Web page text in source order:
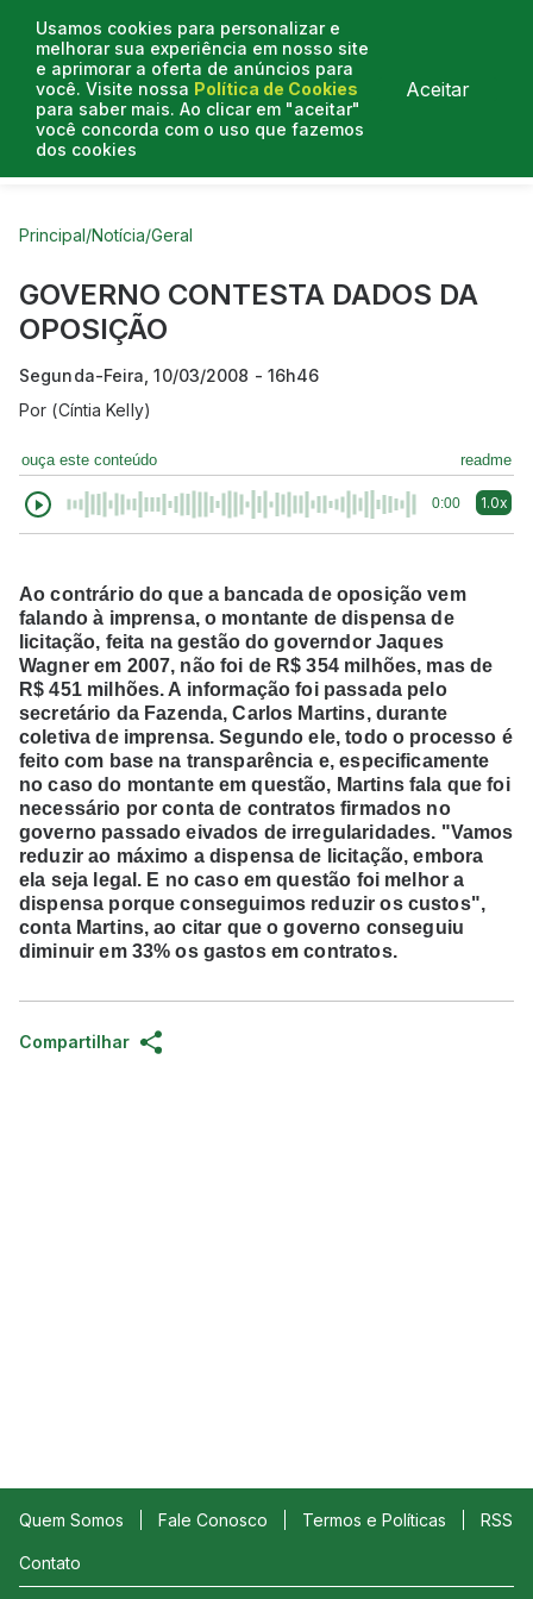
Usamos cookies para personalizar e
melhorar sua experiência em nosso site
e aprimorar a oferta de anúncios para
você. Visite nossa Política de Cookies
para saber mais. Ao clicar em "aceitar"
você concorda com o uso que fazemos
dos cookies
Aceitar
Curtas do Poder
Principal/Notícia/Geral
GOVERNO CONTESTA DADOS DA
OPOSIÇÃO
Segunda-Feira, 10/03/2008 - 16h46
Por (Cíntia Kelly)
ouça este conteúdo readme
0:00 1.0x
Ao contrário do que a bancada de oposição vem
falando à imprensa, o montante de dispensa de
licitação, feita na gestão do governdor Jaques
Wagner em 2007, não foi de R$ 354 milhões, mas de
R$ 451 milhões. A informação foi passada pelo
secretário da Fazenda, Carlos Martins, durante
coletiva de imprensa. Segundo ele, todo o processo é
feito com base na transparência e, especificamente
no caso do montante em questão, Martins fala que foi
necessário por conta de contratos firmados no
governo passado eivados de irregularidades. "Vamos
reduzir ao máximo a dispensa de licitação, embora
ela seja legal. E no caso em questão foi melhor a
dispensa porque conseguimos reduzir os custos",
conta Martins, ao citar que o governo conseguiu
diminuir em 33% os gastos em contratos.
Compartilhar
Quem Somos Fale Conosco Termos e Políticas RSS
Contato